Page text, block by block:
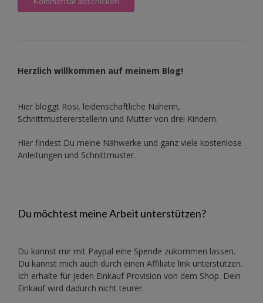
Herzlich willkommen auf meinem Blog!
Hier bloggt Rosi, leidenschaftliche Näherin,
Schnittmustererstellerin und Mutter von drei Kindern.
Hier findest Du meine Nähwerke und ganz viele kostenlose
Anleitungen und Schnittmuster.
Du möchtest meine Arbeit unterstützen?
Du kannst mir mit Paypal eine Spende zukommen lassen.
Du kannst mich auch durch einen Affiliate link unterstützen.
Ich erhalte für jeden Einkauf Provision von dem Shop. Dein
Einkauf wird dadurch nicht teurer.